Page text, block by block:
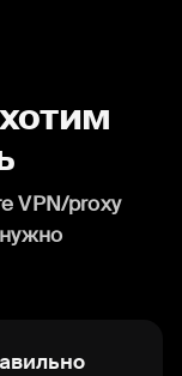
VPN/proxy